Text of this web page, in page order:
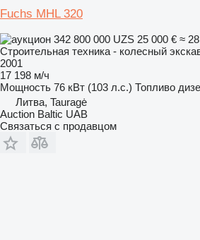
Fuchs MHL 320
342 800 000 UZS 25 000 € ≈
Строительная техника - колесный
2001
17 198 м/ч
Мощность 76 кВт (103 л.с.) Топливо
Литва, Tauragė
Auction Baltic UAB
Связаться с продавцом